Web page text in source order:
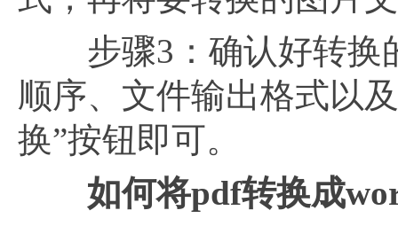
步骤3：确认好转换
顺序、文件输出格式以
换”按钮即可。
如何将pdf转换成